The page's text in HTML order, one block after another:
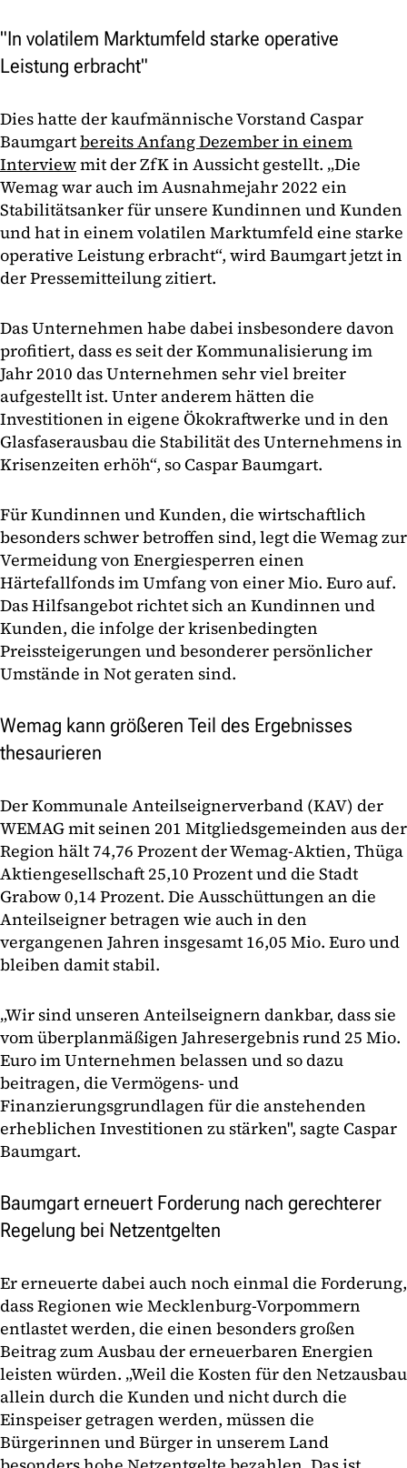
"In volatilem Marktumfeld starke operative
Leistung erbracht"
Dies hatte der kaufmännische Vorstand Caspar
Baumgartbereits Anfang Dezember in einem
Interviewmit der ZfK in Aussicht gestellt. „Die
Wemag war auch im Ausnahmejahr 2022 ein
Stabilitätsanker für unsere Kundinnen und Kunden
und hat in einem volatilen Marktumfeld eine starke
operative Leistung erbracht“, wird Baumgart jetzt in
der Pressemitteilung zitiert.
Das Unternehmen habe dabei insbesondere davon
profitiert, dass es seit der Kommunalisierung im
Jahr 2010 das Unternehmen sehr viel breiter
aufgestellt ist. Unter anderem hätten die
Investitionen in eigene Ökokraftwerke und in den
Glasfaserausbau die Stabilität des Unternehmens in
Krisenzeiten erhöh“, so Caspar Baumgart.
Für Kundinnen und Kunden, die wirtschaftlich
besonders schwer betroffen sind, legt die Wemag zur
Vermeidung von Energiesperren einen
Härtefallfonds im Umfang von einer Mio. Euro auf.
Das Hilfsangebot richtet sich an Kundinnen und
Kunden, die infolge der krisenbedingten
Preissteigerungen und besonderer persönlicher
Umstände in Not geraten sind.
Wemag kann größeren Teil des Ergebnisses
thesaurieren
Der Kommunale Anteilseignerverband (KAV) der
WEMAG mit seinen 201 Mitgliedsgemeinden aus der
Region hält 74,76 Prozent der Wemag-Aktien, Thüga
Aktiengesellschaft 25,10 Prozent und die Stadt
Grabow 0,14 Prozent. Die Ausschüttungen an die
Anteilseigner betragen wie auch in den
vergangenen Jahren insgesamt 16,05 Mio. Euro und
bleiben damit stabil.
„Wir sind unseren Anteilseignern dankbar, dass sie
vom überplanmäßigen Jahresergebnis rund 25 Mio.
Euro im Unternehmen belassen und so dazu
beitragen, die Vermögens- und
Finanzierungsgrundlagen für die anstehenden
erheblichen Investitionen zu stärken", sagte Caspar
Baumgart.
Baumgart erneuert Forderung nach gerechterer
Regelung bei Netzentgelten
Er erneuerte dabei auch noch einmal die Forderung,
dass Regionen wie Mecklenburg-Vorpommern
entlastet werden, die einen besonders großen
Beitrag zum Ausbau der erneuerbaren Energien
leisten würden. „Weil die Kosten für den Netzausbau
allein durch die Kunden und nicht durch die
Einspeiser getragen werden, müssen die
Bürgerinnen und Bürger in unserem Land